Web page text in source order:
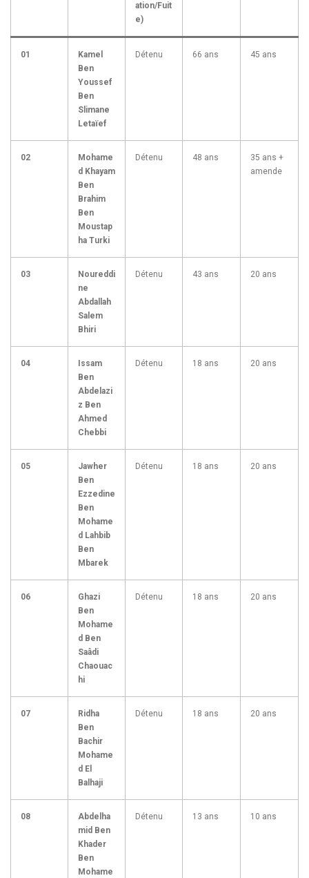
ation/Fuit
e)
01
Kamel
Ben
Youssef
Ben
Slimane
Letaïef
Détenu 66 ans 45 ans
02
Mohame
d Khayam
Ben
Brahim
Ben
Moustap
ha Turki
Détenu 48 ans
35 ans +
amende
03
Noureddi
ne
Abdallah
Salem
Bhiri
Détenu 43 ans 20 ans
04
Issam
Ben
Abdelazi
z Ben
Ahmed
Chebbi
Détenu 18 ans 20 ans
05
Jawher
Ben
Ezzedine
Ben
Mohame
d Lahbib
Ben
Mbarek
Détenu 18 ans 20 ans
06
Ghazi
Ben
Mohame
d Ben
Saâdi
Chaouac
hi
Détenu 18 ans 20 ans
07
Ridha
Ben
Bachir
Mohame
d El
Balhaji
Détenu 18 ans 20 ans
08
Abdelha
mid Ben
Khader
Ben
Mohame
Détenu 13 ans 10 ans